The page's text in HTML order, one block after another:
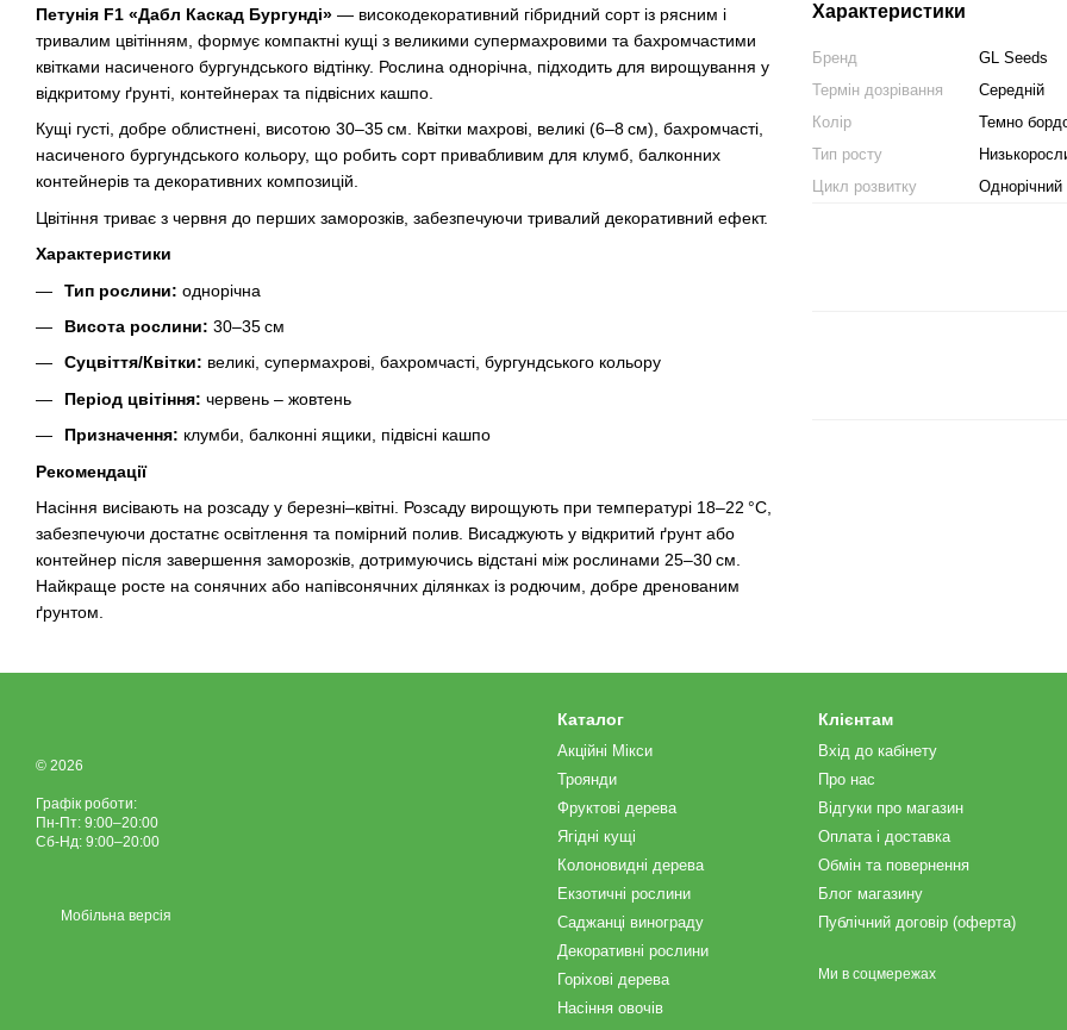
Петунія F1 «Дабл Каскад Бургунді» — високодекоративний гібридний сорт із рясним і
тривалим цвітінням, формує компактні кущі з великими супермахровими та бахромчастими
квітками насиченого бургундського відтінку. Рослина однорічна, підходить для вирощування у
відкритому ґрунті, контейнерах та підвісних кашпо.
Кущі густі, добре облистнені, висотою 30–35 см. Квітки махрові, великі (6–8 см), бахромчасті,
насиченого бургундського кольору, що робить сорт привабливим для клумб, балконних
контейнерів та декоративних композицій.
Цвітіння триває з червня до перших заморозків, забезпечуючи тривалий декоративний ефект.
Характеристики
Тип рослини: однорічна
Висота рослини: 30–35 см
Суцвіття/Квітки: великі, супермахрові, бахромчасті, бургундського кольору
Період цвітіння: червень – жовтень
Призначення: клумби, балконні ящики, підвісні кашпо
Рекомендації
Насіння висівають на розсаду у березні–квітні. Розсаду вирощують при температурі 18–22 °C,
забезпечуючи достатнє освітлення та помірний полив. Висаджують у відкритий ґрунт або
контейнер після завершення заморозків, дотримуючись відстані між рослинами 25–30 см.
Найкраще росте на сонячних або напівсонячних ділянках із родючим, добре дренованим
ґрунтом.
Характеристики
Бренд
GL Seeds
Термін дозрівання
Середній
Колір
Темно
Тип росту
Цикл розвитку
Однорічний
© 2026
Графік роботи:
Пн-Пт: 9:00–20:00
Сб-Нд: 9:00–20:00
Мобільна версія
Каталог
Акційні Мікси
Троянди
Фруктові дерева
Ягідні кущі
Колоновидні дерева
Екзотичні рослини
Саджанці винограду
Декоративні рослини
Горіхові дерева
Насіння овочів
Клієнтам
Вхід до кабінету
Про нас
Відгуки про магазин
Оплата і доставка
Обмін та повернення
Блог магазину
Публічний договір (оферта)
Ми в соцмережах